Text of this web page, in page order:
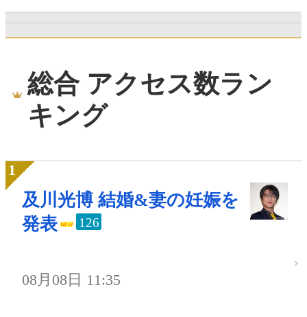
総合 アクセス数ラン
キング
及川光博 結婚&妻の妊娠を
発表
126
08月08日 11:35